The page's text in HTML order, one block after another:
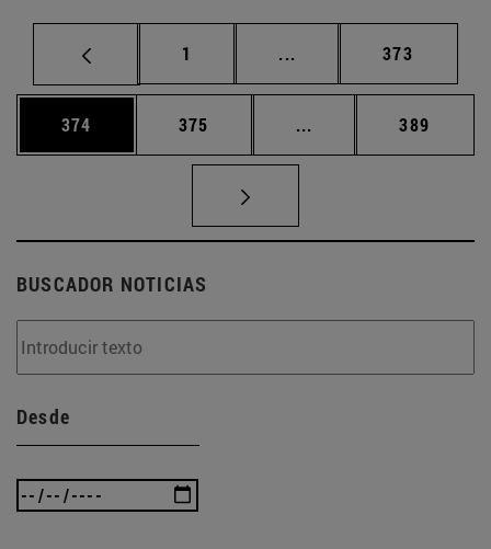
Página
1 ... Páginas intermedias
Página
373
Página
374 Página
375 ... Páginas intermedias
Página
389
BUSCADOR NOTICIAS
Desde